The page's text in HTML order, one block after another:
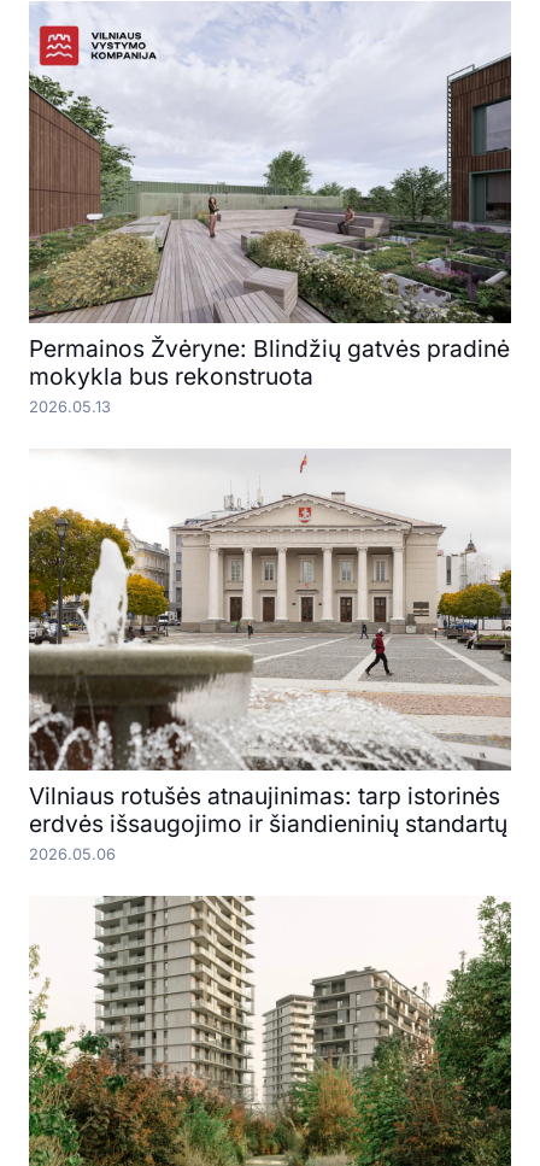
Permainos Žvėryne: Blindžių gatvės pradinė
mokykla bus rekonstruota
2026.05.13
Vilniaus rotušės atnaujinimas: tarp istorinės
erdvės išsaugojimo ir šiandieninių standartų
2026.05.06